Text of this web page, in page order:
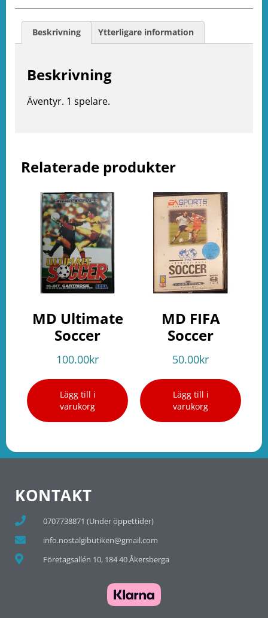
Relaterade produkter
MD Ultimate
Soccer
100.00kr
Lägg till i
varukorg
MD FIFA
Soccer
50.00kr
Lägg till i
varukorg
Beskrivning Ytterligare information
Beskrivning
Äventyr. 1 spelare.
KONTAKT
0707738871 (Under öppettider)
info.nostalgibutiken@gmail.com
Företagsallén 10, 184 40 Åkersberga